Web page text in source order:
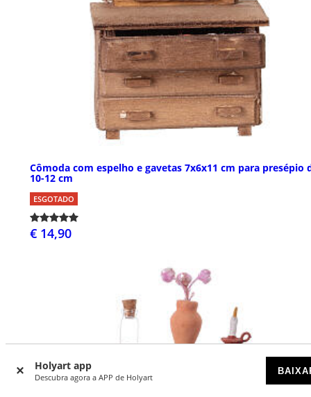
Holyart app
Descubra agora a APP de Holyart
Cômoda com espelho e gavetas 7x6x11 cm para presépio
10-12 cm
ESGOTADO
€ 14,90